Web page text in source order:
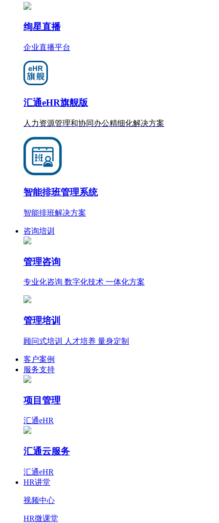
绚星直播
企业直播平台
汇通eHR旗舰版
人力资源管理和协同办公精细化解决方案
智能排班管理系统
智能排班解决方案
咨询培训
管理咨询
专业化咨询 数字化技术 一体化方案
管理培训
顾问式培训 人才培养 量身定制
客户案例
服务支持
项目管理
汇通eHR
汇通云服务
汇通eHR
HR讲堂
视频中心
HR微课堂